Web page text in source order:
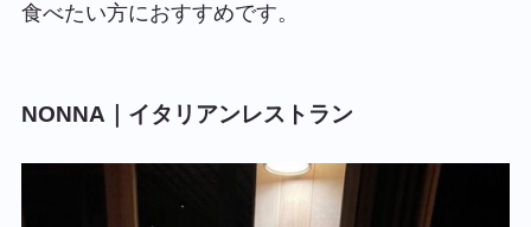
食べたい方におすすめです。
NONNA｜イタリアンレストラン